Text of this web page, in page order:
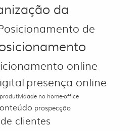
da
de
online
presença online
produtividade no home-office
prospecção
clientes